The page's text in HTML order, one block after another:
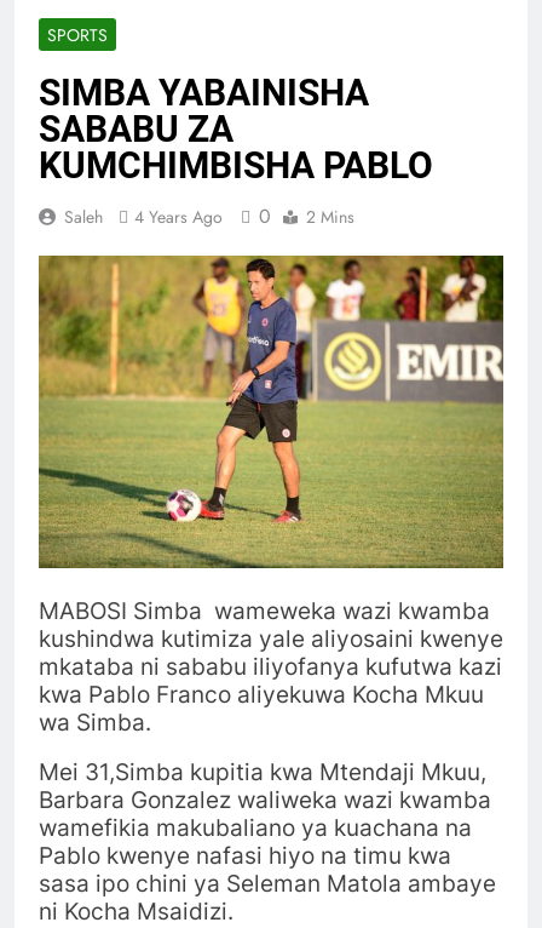
SPORTS
SIMBA YABAINISHA
SABABU ZA
KUMCHIMBISHA PABLO
Saleh 4 Years Ago 0 2 Mins
MABOSI Simba wameweka wazi kwamba
kushindwa kutimiza yale aliyosaini kwenye
mkataba ni sababu iliyofanya kufutwa kazi
kwa Pablo Franco aliyekuwa Kocha Mkuu
wa Simba.
Mei 31,Simba kupitia kwa Mtendaji Mkuu,
Barbara Gonzalez waliweka wazi kwamba
wamefikia makubaliano ya kuachana na
Pablo kwenye nafasi hiyo na timu kwa
sasa ipo chini ya Seleman Matola ambaye
ni Kocha Msaidizi.